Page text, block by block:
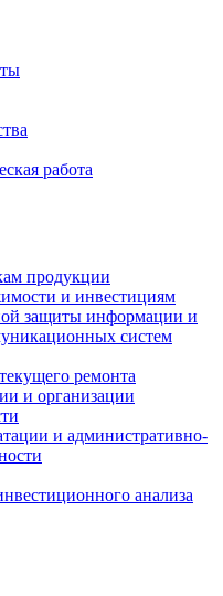
работа
продукции
и инвестициям
защиты информации и
систем
ремонта
и организации
и административно-
анализа